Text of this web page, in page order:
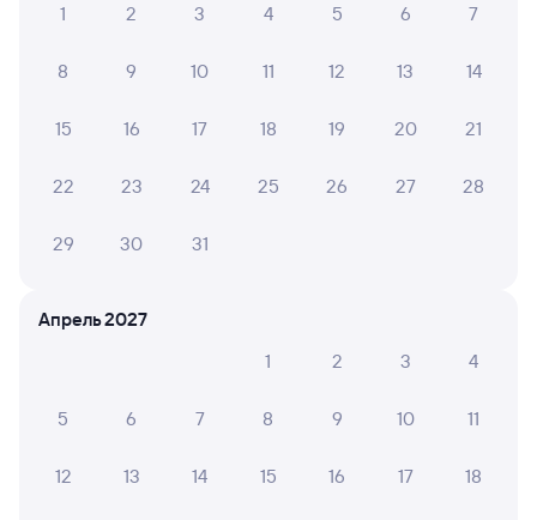
1
2 3 4 5 6 7
8 9 10 11 12 13 14
15 16 17 18 19 20 21
22 23 24 25 26 27 28
29 30 31
Апрель 2027
1
2 3 4
5 6 7 8 9 10 11
12 13 14 15 16 17 18